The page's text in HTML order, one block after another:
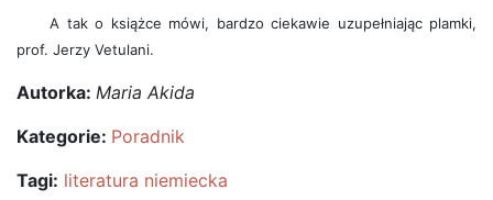
A tak o książce mówi, bardzo ciekawie uzupełniając plamki,
prof. Jerzy Vetulani.
Autorka: Maria Akida
Kategorie: Poradnik
Tagi: literatura niemiecka